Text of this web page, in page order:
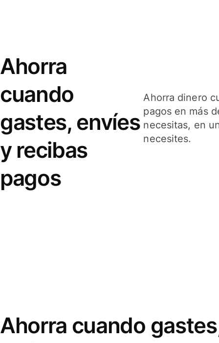
Ahorra
cuando
gastes, envíes
y recibas
pagos
Ahorra dinero
pagos en más
necesitas, en
necesites.
Ahorra cuando